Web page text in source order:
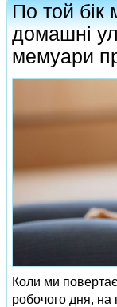
По той бік
домашні
мемуари
Коли ми
робочого дня, на